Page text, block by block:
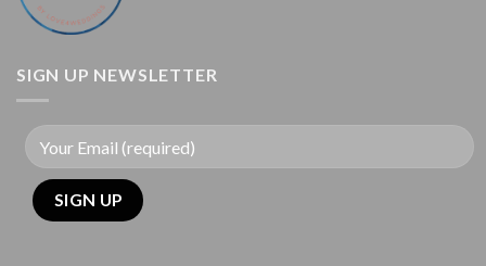
SIGN UP NEWSLETTER